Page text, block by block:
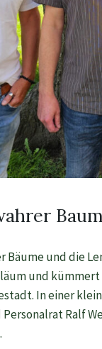
Bäume und die
und
In einer
Ralf